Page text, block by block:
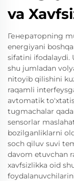
va
Генераторning
energiyani
sifatini ifodalaydi.
shu jumladan
nitoyib qilishini
raqamli
avtomatik
tugmachalar
sensorlar
bozilganliklarni
soch qiluv suvi
davom etuvchan
xavfsizlikka oid